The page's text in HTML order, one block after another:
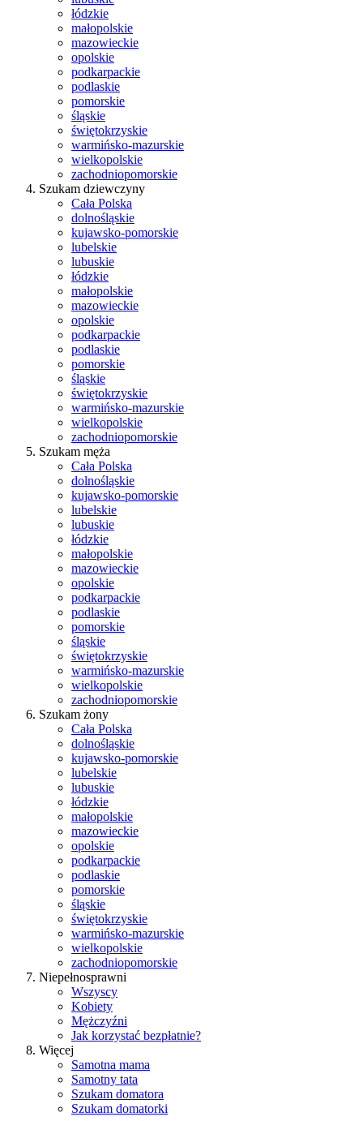
łódzkie
małopolskie
mazowieckie
opolskie
podkarpackie
podlaskie
pomorskie
śląskie
świętokrzyskie
warmińsko-mazurskie
wielkopolskie
zachodniopomorskie
Szukam dziewczyny
Cała Polska
dolnośląskie
kujawsko-pomorskie
lubelskie
lubuskie
łódzkie
małopolskie
mazowieckie
opolskie
podkarpackie
podlaskie
pomorskie
śląskie
świętokrzyskie
warmińsko-mazurskie
wielkopolskie
zachodniopomorskie
Szukam męża
Cała Polska
dolnośląskie
kujawsko-pomorskie
lubelskie
lubuskie
łódzkie
małopolskie
mazowieckie
opolskie
podkarpackie
podlaskie
pomorskie
śląskie
świętokrzyskie
warmińsko-mazurskie
wielkopolskie
zachodniopomorskie
Szukam żony
Cała Polska
dolnośląskie
kujawsko-pomorskie
lubelskie
lubuskie
łódzkie
małopolskie
mazowieckie
opolskie
podkarpackie
podlaskie
pomorskie
śląskie
świętokrzyskie
warmińsko-mazurskie
wielkopolskie
zachodniopomorskie
Niepełnosprawni
Wszyscy
Kobiety
Mężczyźni
Jak korzystać bezpłatnie?
Więcej
Samotna mama
Samotny tata
Szukam domatora
Szukam domatorki